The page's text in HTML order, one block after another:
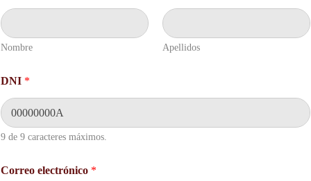
Nombre Apellidos
DNI *
9 de 9 caracteres máximos.
Correo electrónico *